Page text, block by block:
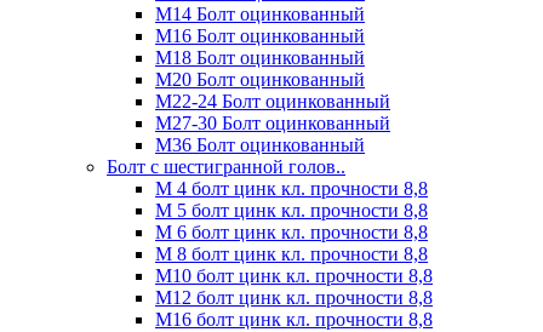
М14 Болт оцинкованный
М16 Болт оцинкованный
М18 Болт оцинкованный
М20 Болт оцинкованный
М22-24 Болт оцинкованный
М27-30 Болт оцинкованный
М36 Болт оцинкованный
Болт с шестигранной голов..
М 4 болт цинк кл. прочности 8,8
М 5 болт цинк кл. прочности 8,8
М 6 болт цинк кл. прочности 8,8
М 8 болт цинк кл. прочности 8,8
М10 болт цинк кл. прочности 8,8
М12 болт цинк кл. прочности 8,8
М16 болт цинк кл. прочности 8,8